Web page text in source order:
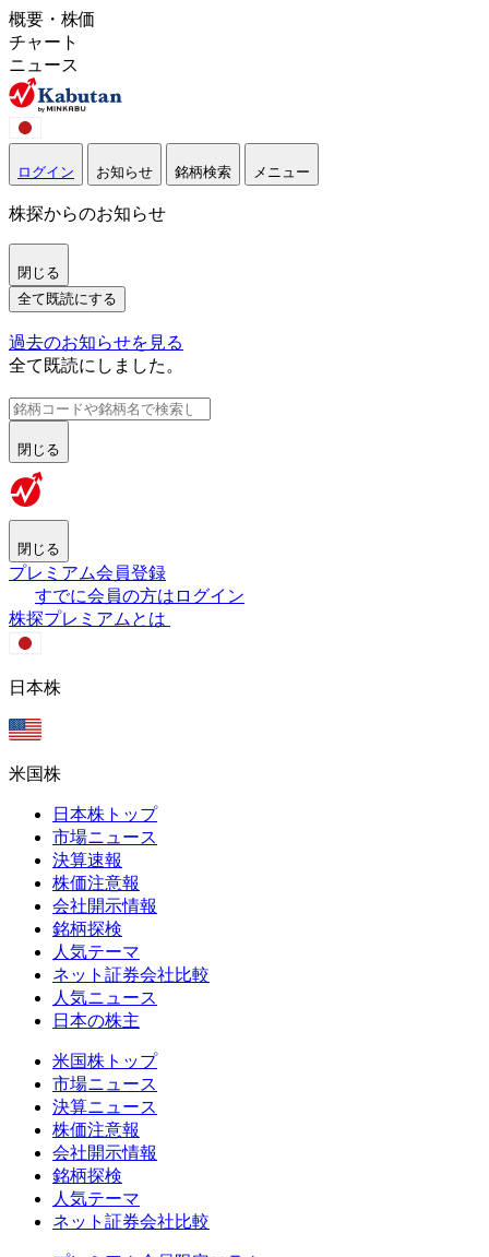
概要・株価
チャート
ニュース
ログイン お知らせ 銘柄検索 メニュー
株探からのお知らせ
閉じる
全て既読にする
過去のお知らせを見る
全て既読にしました。
閉じる
閉じる
プレミアム会員登録
すでに会員の方はログイン
株探プレミアムとは
日本株
米国株
日本株トップ
市場ニュース
決算速報
株価注意報
会社開示情報
銘柄探検
人気テーマ
ネット証券会社比較
人気ニュース
日本の株主
米国株トップ
市場ニュース
決算ニュース
株価注意報
会社開示情報
銘柄探検
人気テーマ
ネット証券会社比較